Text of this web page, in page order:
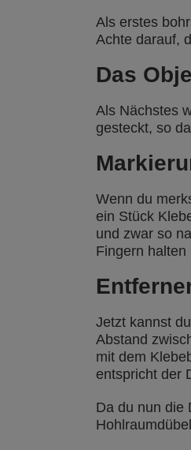
Als erstes
Achte darauf,
Das
Als Nächstes
gesteckt, so
Wenn du
ein Stück
und zwar so
Fingern
Jetzt kannst
Abstand
mit dem
entspricht der
Da du nun die